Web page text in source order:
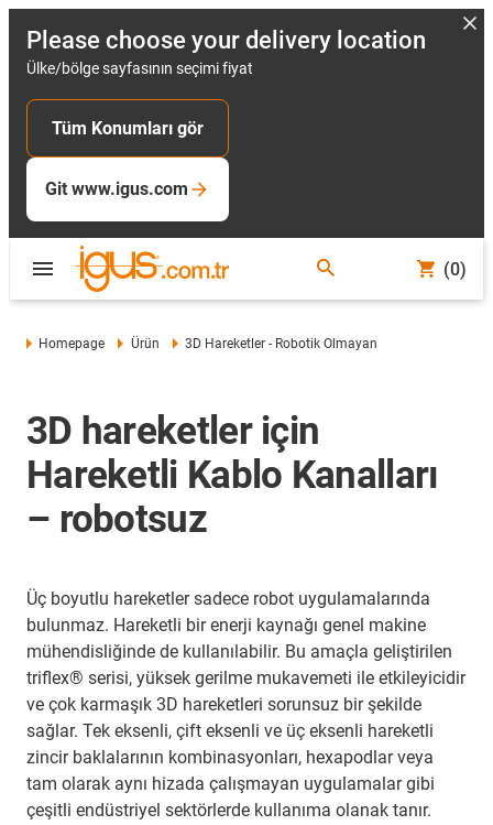
Please choose your delivery location
Ülke/bölge sayfasının seçimi fiyat
Tüm Konumları gör
Git www.igus.com
(0)
Homepage Ürün 3D Hareketler - Robotik Olmayan
3D hareketler için
Hareketli Kablo Kanalları
– robotsuz
Üç boyutlu hareketler sadece robot uygulamalarında
bulunmaz. Hareketli bir enerji kaynağı genel makine
mühendisliğinde de kullanılabilir. Bu amaçla geliştirilen
triflex® serisi, yüksek gerilme mukavemeti ile etkileyicidir
ve çok karmaşık 3D hareketleri sorunsuz bir şekilde
sağlar. Tek eksenli, çift eksenli ve üç eksenli hareketli
zincir baklalarının kombinasyonları, hexapodlar veya
tam olarak aynı hizada çalışmayan uygulamalar gibi
çeşitli endüstriyel sektörlerde kullanıma olanak tanır.